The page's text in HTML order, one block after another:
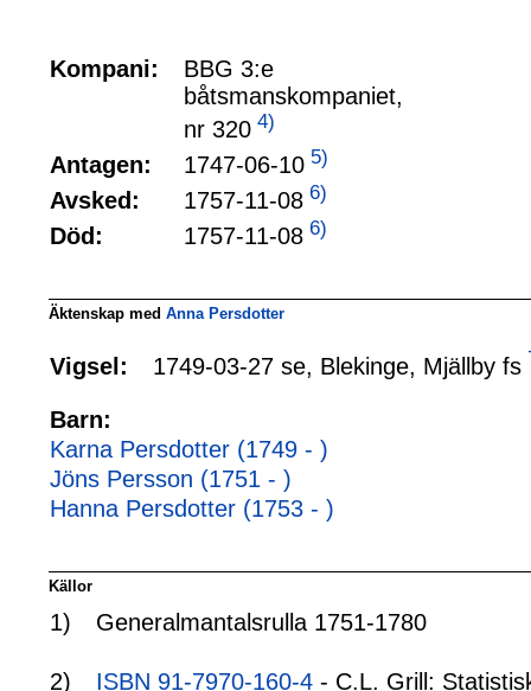
Kompani:
BBG 3:e
båtsmanskompaniet,
nr 320 4)
Antagen: 1747-06-10 5)
Avsked: 1757-11-08 6)
Död: 1757-11-08 6)
Äktenskap med Anna Persdotter
Vigsel: 1749-03-27 se, Blekinge, Mjällby fs
Barn:
Karna Persdotter (1749 - )
Jöns Persson (1751 - )
Hanna Persdotter (1753 - )
Källor
1) Generalmantalsrulla 1751-1780
2) ISBN 91-7970-160-4 - C.L. Grill: